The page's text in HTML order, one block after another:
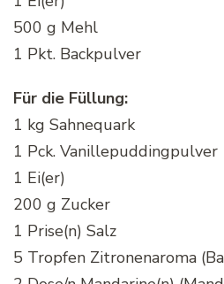
500 g Mehl
1 Pkt. Backpulver
Für die Füllung:
1 kg Sahnequark
1 Pck. Vanillepuddingpulver
1 Ei(er)
200 g Zucker
1 Prise(n) Salz
5 Tropfen Zitronenaroma